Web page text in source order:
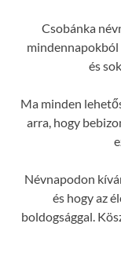
Csobánka
mindennapokból
és
Ma minden
arra, hogy
Névnapodon
és hogy az
boldogsággal.